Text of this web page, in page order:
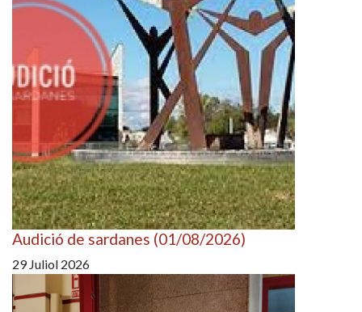
Audició de sardanes (01/08/2026)
29 Juliol 2026